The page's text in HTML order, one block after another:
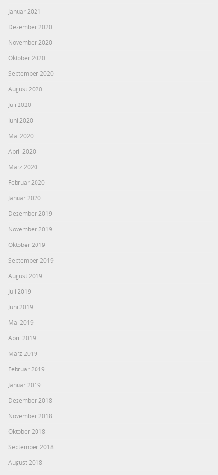
Januar 2021
Dezember 2020
November 2020
Oktober 2020
September 2020
August 2020
Juli 2020
Juni 2020
Mai 2020
April 2020
März 2020
Februar 2020
Januar 2020
Dezember 2019
November 2019
Oktober 2019
September 2019
August 2019
Juli 2019
Juni 2019
Mai 2019
April 2019
März 2019
Februar 2019
Januar 2019
Dezember 2018
November 2018
Oktober 2018
September 2018
August 2018